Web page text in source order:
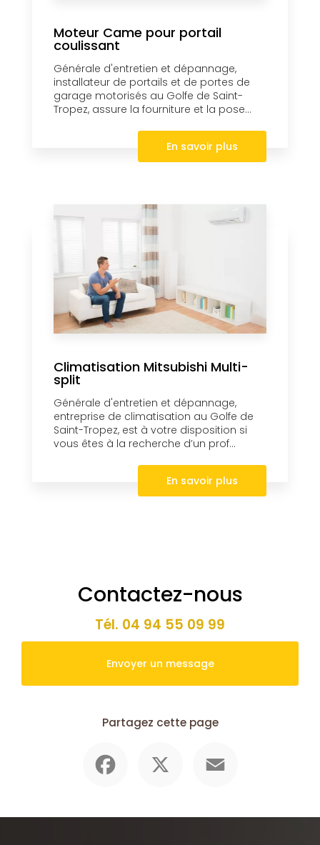
Moteur Came pour portail
coulissant
Générale d'entretien et dépannage,
installateur de portails et de portes de
garage motorisés au Golfe de Saint-
Tropez, assure la fourniture et la pose...
En savoir plus
Climatisation Mitsubishi Multi-
split
Générale d'entretien et dépannage,
entreprise de climatisation au Golfe de
Saint-Tropez, est à votre disposition si
vous êtes à la recherche d’un prof...
En savoir plus
Contactez-nous
Tél. 04 94 55 09 99
Envoyer un message
Partagez cette page